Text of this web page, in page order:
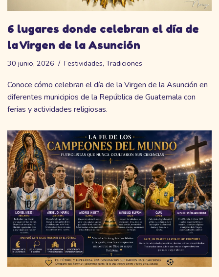
6 lugares donde celebran el día de
la Virgen de la Asunción
30 junio, 2026 Festividades, Tradiciones
Conoce cómo celebran el día de la Virgen de la Asunción en
diferentes municipios de la República de Guatemala con
ferias y actividades religiosas.